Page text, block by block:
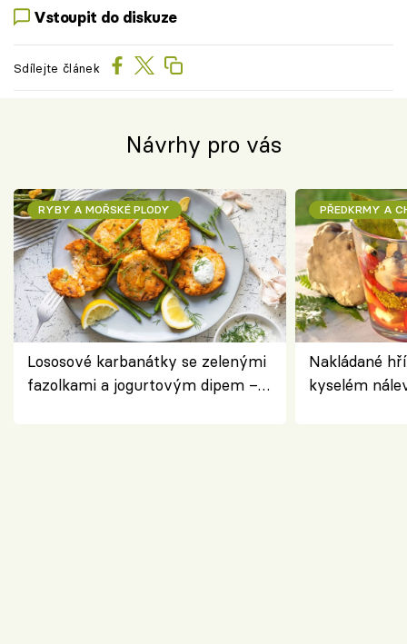
Vstoupit do diskuze
Sdílejte článek
Návrhy pro vás
RYBY A MOŘSKÉ PLODY
Lososové karbanátky se zelenými
fazolkami a jogurtovým dipem –
PŘEDKRMY A
Nakládané
kyselém